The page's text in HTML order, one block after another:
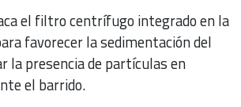
el filtro centrífugo integrado en la
favorecer la sedimentación del
la presencia de partículas en
el barrido.